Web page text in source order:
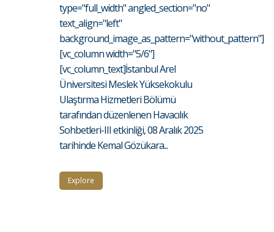
type="full_width" angled_section="no"
text_align="left"
background_image_as_pattern="without_pattern"]
[vc_column width="5/6"]
[vc_column_text]İstanbul Arel
Üniversitesi Meslek Yüksekokulu
Ulaştırma Hizmetleri Bölümü
tarafından düzenlenen Havacılık
Sohbetleri-III etkinliği, 08 Aralık 2025
tarihinde Kemal Gözükara...
Explore